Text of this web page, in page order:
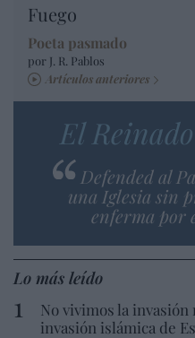
Fuego
Poeta pasmado
por J. R. Pablos
Artículos anteriores
El
Defended al
una Iglesia sin
enferma por
Lo más leído
No vivimos la
invasión islámica de